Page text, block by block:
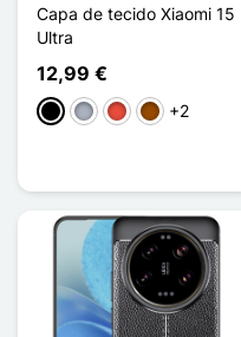
Capa de tecido Xiaomi 15
Ultra
12,99 €
PretoCinzentoVermelho
Castanho
+2